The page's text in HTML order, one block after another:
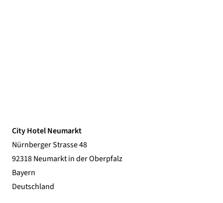
City Hotel Neumarkt
Nürnberger Strasse 48
92318 Neumarkt in der Oberpfalz
Bayern
Deutschland